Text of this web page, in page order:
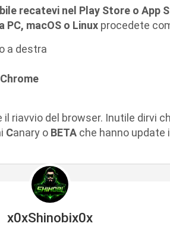
recatevi nel Play Store o App
PC, macOS o Linux procedete
a destra
riavvio del browser. Inutile dirvi
Canary o BETA che hanno update
x0xShinobix0x